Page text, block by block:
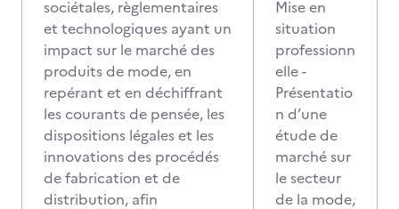
sociétales, règlementaires
et technologiques ayant un
impact sur le marché des
produits de mode, en
repérant et en déchiffrant
les courants de pensée, les
dispositions légales et les
innovations des procédés
de fabrication et de
distribution, afin
Mise en
situation
professionn
elle -
Présentatio
n d’une
étude de
marché sur
le secteur
de la mode,